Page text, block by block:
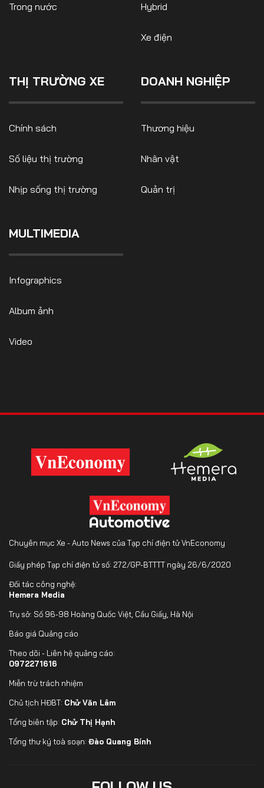
Trong nước Hybrid
Xe điện
THỊ TRƯỜNG XE
Chính sách
Số liệu thị trường
Nhịp sống thị trường
DOANH NGHIỆP
Thương hiệu
Nhân vật
Quản trị
MULTIMEDIA
Infographics
Album ảnh
Video
Chuyên mục Xe - Auto News của Tạp chí điện tử VnEconomy
Giấy phép Tạp chí điện tử số: 272/GP-BTTTT ngày 26/6/2020
Đối tác công nghệ:
Hemera Media
Trụ sở: Số 96-98 Hoàng Quốc Việt, Cầu Giấy, Hà Nội
Báo giá Quảng cáo
Theo dõi - Liên hệ quảng cáo:
0972271616
Miễn trừ trách nhiệm
Chủ tịch HĐBT: Chử Văn Lâm
Tổng biên tập: Chử Thị Hạnh
Tổng thư ký toà soạn: Đào Quang Bính